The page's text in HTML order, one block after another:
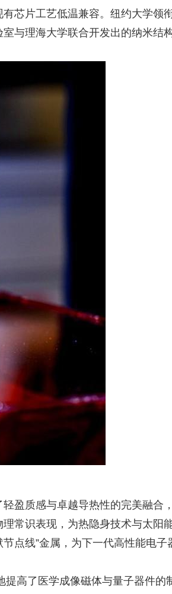
芯片工艺低温兼容。纽约大学领
与理海大学联合开发出的纳米结
盈质感与卓越导热性的完美融合
常识表现，为热隐身技术与太阳
点线”金属，为下一代高性能电子
提高了医学成像磁体与量子器件的